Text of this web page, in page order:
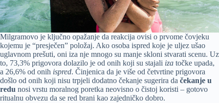
Milgramovo je ključno opažanje da reakcija ovisi o prvome čovjeku
kojemu je “presječen” položaj. Ako osoba ispred koje je uljez ušao
uglavnom prešuti, oni iza nje mnogo su manje skloni stvarati scenu. Uz
to, 73,3% prigovora dolazilo je od onih koji su stajali iza točke upada,
a 26,6% od onih ispred. Činjenica da je više od četvrtine prigovora
došlo od onih koji nisu trpjeli dodatno čekanje sugerira da čekanje u
redu nosi vrstu moralnog poretka neovisno o čistoj koristi – gotovo
ritualnu obvezu da se red brani kao zajedničko dobro.